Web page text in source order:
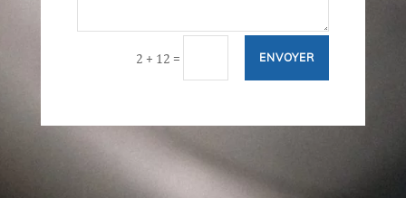
2 + 12 = ENVOYER